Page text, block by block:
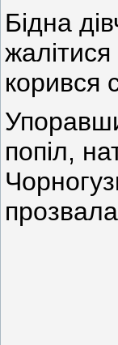
Бідна
корився
попіл,